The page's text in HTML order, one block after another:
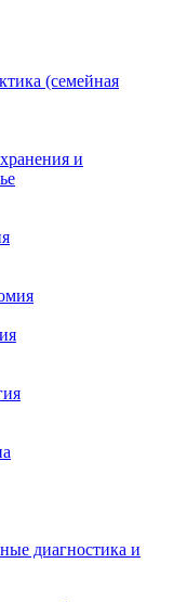
(семейная
и
диагностика и